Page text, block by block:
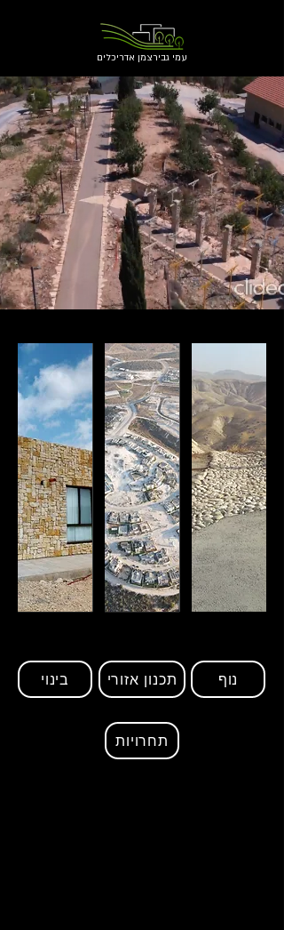
עמי גבירצמן אדריכלים
בינוי תכנון אזורי נוף
תחרויות